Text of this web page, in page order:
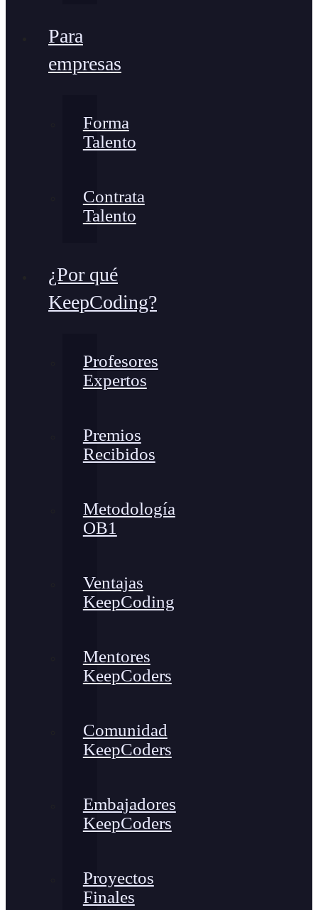
Para
empresas
Forma
Talento
Contrata
Talento
¿Por qué
KeepCoding?
Profesores
Expertos
Premios
Recibidos
Metodología
OB1
Ventajas
KeepCoding
Mentores
KeepCoders
Comunidad
KeepCoders
Embajadores
KeepCoders
Proyectos
Finales